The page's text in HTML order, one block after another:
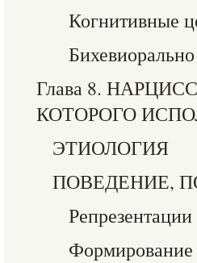
Когнитивные
Глава 8.
КОТОРОГО
ЭТИОЛОГИЯ
ПОВЕДЕНИЕ,
Формирование